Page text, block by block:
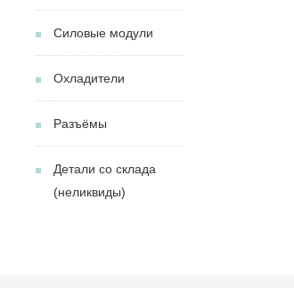
Силовые модули
Охладители
Разъёмы
Детали со склада
(неликвиды)